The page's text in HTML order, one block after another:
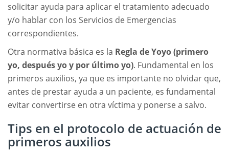
solicitar ayuda para aplicar el tratamiento adecuado
y/o hablar con los Servicios de Emergencias
correspondientes.
Otra normativa básica es la Regla de Yoyo (primero
yo, después yo y por último yo). Fundamental en los
primeros auxilios, ya que es importante no olvidar que,
antes de prestar ayuda a un paciente, es fundamental
evitar convertirse en otra víctima y ponerse a salvo.
Tips en el protocolo de actuación de
primeros auxilios